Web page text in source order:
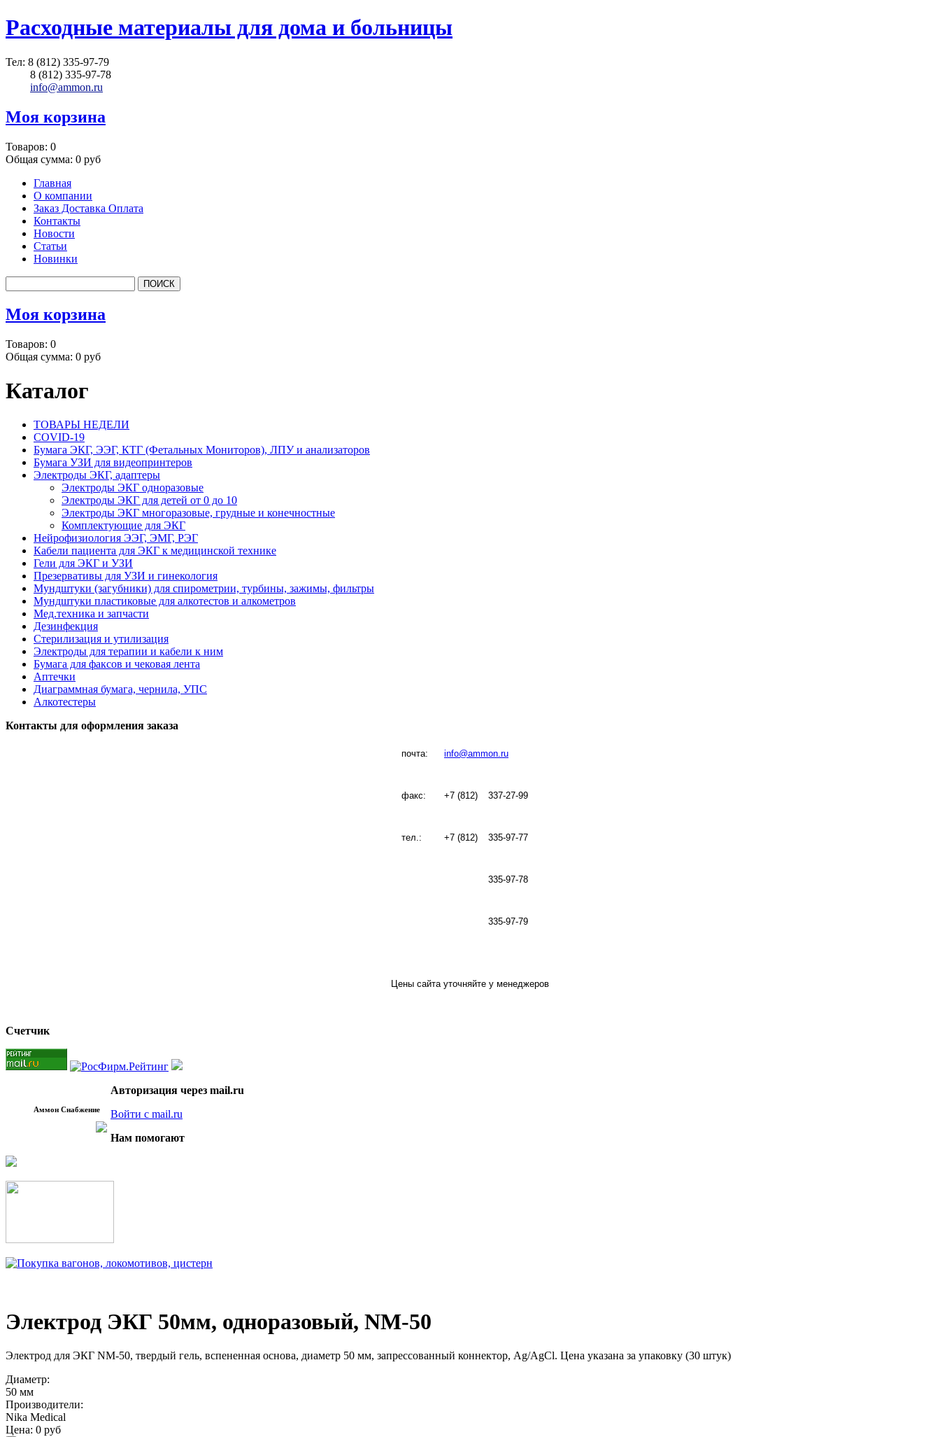
Расходные материалы для дома и больницы
Тел: 8 (812) 335-97-79
8 (812) 335-97-78
info@ammon.ru
Моя корзина
Товаров: 0
Общая сумма: 0 руб
Главная
О компании
Заказ Доставка Оплата
Контакты
Новости
Статьи
Новинки
Моя корзина
Товаров: 0
Общая сумма: 0 руб
Каталог
ТОВАРЫ НЕДЕЛИ
COVID-19
Бумага ЭКГ, ЭЭГ, КТГ (Фетальных Мониторов), ЛПУ и анализаторов
Бумага УЗИ для видеопринтеров
Электроды ЭКГ, адаптеры
Электроды ЭКГ одноразовые
Электроды ЭКГ для детей от 0 до 10
Электроды ЭКГ многоразовые, грудные и конечностные
Комплектующие для ЭКГ
Нейрофизиология ЭЭГ, ЭМГ, РЭГ
Кабели пациента для ЭКГ к медицинской технике
Гели для ЭКГ и УЗИ
Презервативы для УЗИ и гинекология
Мундштуки (загубники) для спирометрии, турбины, зажимы, фильтры
Мундштуки пластиковые для алкотестов и алкометров
Мед.техника и запчасти
Дезинфекция
Стерилизация и утилизация
Электроды для терапии и кабели к ним
Бумага для факсов и чековая лента
Аптечки
Диаграммная бумага, чернила, УПС
Алкотестеры
Контакты для оформления заказа
почта: info@ammon.ru
факс: +7 (812) 337-27-99
тел.: +7 (812) 335-97-77
335-97-78
335-97-79
Цены сайта уточняйте у менеджеров
Счетчик
Аммон Снабжение
Авторизация через mail.ru
Войти с mail.ru
Нам помогают
Электрод ЭКГ 50мм, одноразовый, NM-50
Электрод для ЭКГ NM-50, твердый гель, вспененная основа, диаметр 50 мм, запрессованный коннектор, Ag/AgCl. Цена указана за упаковку (30 штук)
Диаметр:
50 мм
Производители:
Nika Medical
Цена: 0 руб